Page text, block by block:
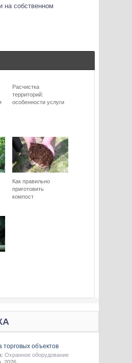
на собственном
Расчистка
территорий:
особенности услуги
Как правильно
приготовить
компост
торговых объектов
Охранное оборудование